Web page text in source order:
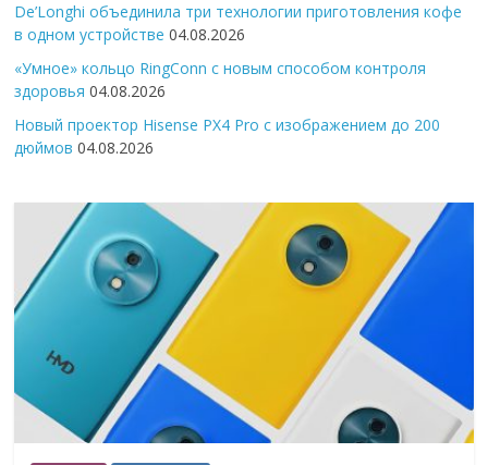
De’Longhi объединила три технологии приготовления кофе
в одном устройстве 04.08.2026
«Умное» кольцо RingConn с новым способом контроля
здоровья 04.08.2026
Новый проектор Hisense PX4 Pro с изображением до 200
дюймов 04.08.2026